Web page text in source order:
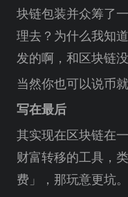
块链包装并众筹了
理去？为什么我知
发的啊，和区块链
当然你也可以说币
写在最后
其实现在区块链在
财富转移的工具，
费」，那玩意更坑。